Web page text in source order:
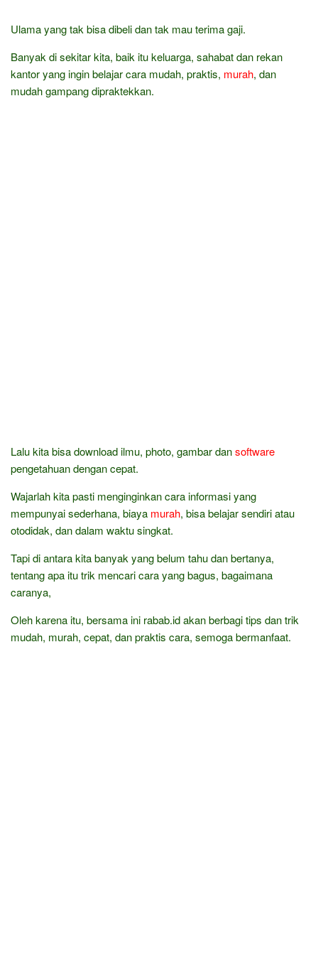
Ulama yang tak bisa dibeli dan tak mau terima gaji.
Banyak di sekitar kita, baik itu keluarga, sahabat dan rekan
kantor yang ingin belajar cara mudah, praktis, murah, dan
mudah gampang dipraktekkan.
Lalu kita bisa download ilmu, photo, gambar dansoftware
pengetahuan dengan cepat.
Wajarlah kita pasti menginginkan cara informasi yang
mempunyai sederhana, biaya murah, bisa belajar sendiri atau
otodidak, dan dalam waktu singkat.
Tapi di antara kita banyak yang belum tahu dan bertanya,
tentang apa itu trik mencari cara yang bagus, bagaimana
caranya,
Oleh karena itu, bersama ini rabab.id akan berbagi tips dan trik
mudah, murah, cepat, dan praktis cara, semoga bermanfaat.